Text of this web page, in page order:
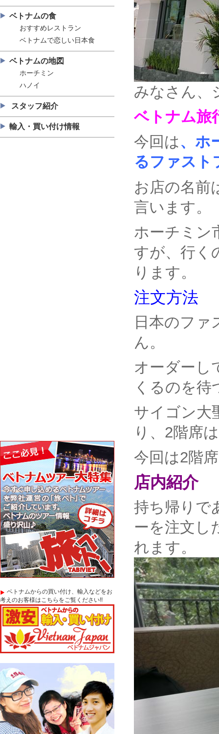
ベトナムの食
おすすめレストラン
ベトナムで恋しい日本食
ベトナムの地図
ホーチミン
ハノイ
スタッフ紹介
輸入・買い付け情報
ベトナムからの買い付け、輸入などをお
考えのお客様はこちらをご覧ください!!
みなさん、
ベトナム旅
今回は、ホ
るファスト
お店の名前
言います。
ホーチミン
すが、行く
ります。
注文方法
日本のファ
ん。
オーダーし
くるのを待
サイゴン大
り、2階席
今回は2階
店内紹介
持ち帰りで
ーを注文し
れます。